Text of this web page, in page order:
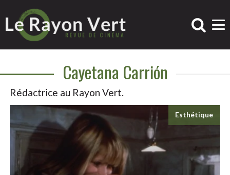
Cayetana Carrión
Rédactrice au Rayon Vert.
Esthétique